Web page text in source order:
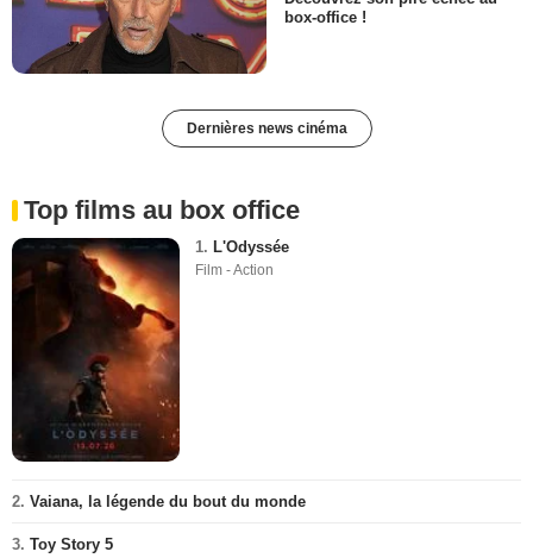
box-office !
Dernières news cinéma
Top films au box office
1. L'Odyssée
Film - Action
2. Vaiana, la légende du bout du monde
3. Toy Story 5